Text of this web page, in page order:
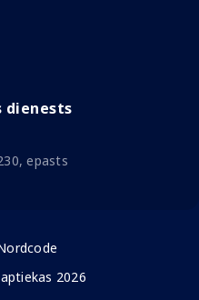
dienests
epasts
2026